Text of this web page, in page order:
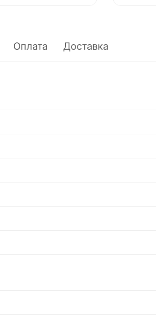
Оплата Доставка